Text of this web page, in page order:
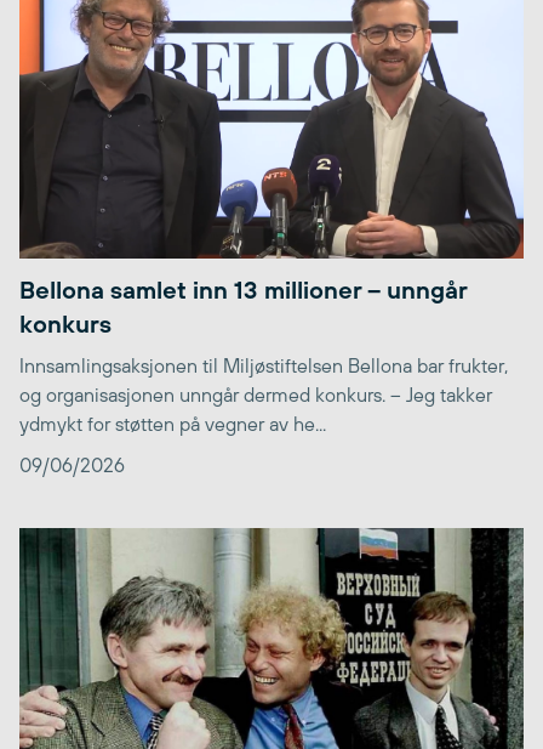
Bellona samlet inn 13 millioner – unngår
konkurs
Innsamlingsaksjonen til Miljøstiftelsen Bellona bar frukter,
og organisasjonen unngår dermed konkurs. – Jeg takker
ydmykt for støtten på vegner av he...
09/06/2026